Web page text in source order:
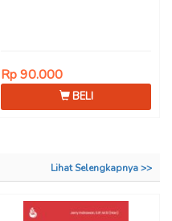
Rp 90.000
BELI
Lihat Selengkapnya >>